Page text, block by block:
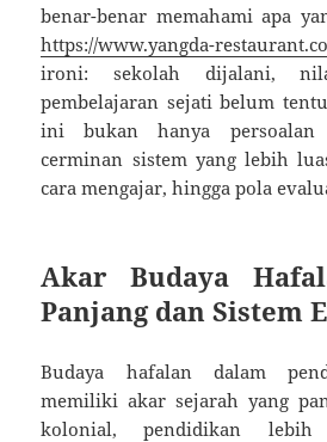
benar-benar memahami apa
https://www.yangda-
ironi: sekolah dijalani,
pembelajaran sejati belum
ini bukan hanya
cerminan sistem yang lebih
cara mengajar, hingga pola
Akar Budaya
Panjang dan Sistem
Budaya hafalan dalam
memiliki akar sejarah yang
kolonial, pendidikan lebih